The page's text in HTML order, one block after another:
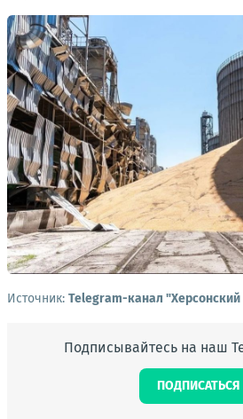
Источник: Telegram-канал
Подписывайтесь на наш
ПОДПИСАТЬСЯ